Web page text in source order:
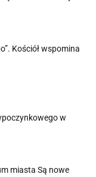
Kościół wspomina
w
miasta Są nowe